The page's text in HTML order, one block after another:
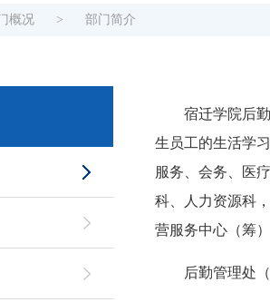
概况 > 部门简介
宿迁学院后
生员工的生活学
服务、会务、医
科、人力资源科
营服务中心（筹
后勤管理处